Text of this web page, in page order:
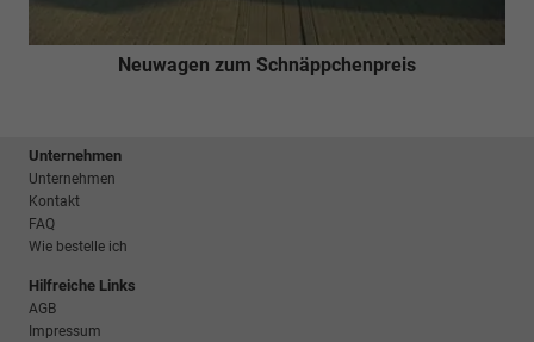
Neuwagen zum Schnäppchenpreis
Unternehmen
Unternehmen
Kontakt
FAQ
Wie bestelle ich
Hilfreiche Links
AGB
Impressum